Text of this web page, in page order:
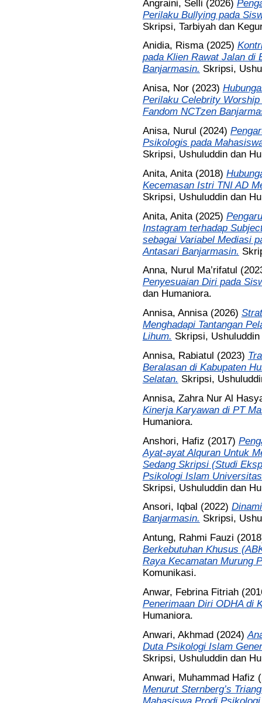
Angraini, Selli (2026)
Perilaku Bullying pada
Skripsi, Tarbiyah dan
Anidia, Risma(2025)
pada Klien Rawat Jalan di
Banjarmasin. Skripsi,
Anisa, Nor(2023)
Perilaku Celebrity
Fandom NCTzen
Anisa, Nurul (2024)
Psikologis pada
Skripsi, Ushuluddin dan
Anita, Anita(2018)
Kecemasan Istri TNI AD
Skripsi, Ushuluddin dan
Anita, Anita(2025)
Instagram terhadap
sebagai Variabel Mediasi
Antasari Banjarmasin.
Anna, Nurul Ma’rifatul
Penyesuaian Diri pada
dan Humaniora.
Annisa, Annisa(2026)
Menghadapi Tantangan
Lihum. Skripsi,
Annisa, Rabiatul (2023)
Beralasan di Kabupaten
Selatan. Skripsi,
Annisa, Zahra Nur Al
Kinerja Karyawan di PT
Humaniora.
Anshori, Hafiz (2017)
Ayat-ayat Alquran Untuk
Sedang Skripsi (Studi
Psikologi Islam
Skripsi, Ushuluddin dan
Ansori, Iqbal (2022)
Banjarmasin. Skripsi,
Antung, Rahmi Fauzi
Berkebutuhan Khusus
Raya Kecamatan Murung
Komunikasi.
Anwar, Febrina Fitriah
Penerimaan Diri ODHA di
Humaniora.
Anwari, Akhmad(2024)
Duta Psikologi Islam
Skripsi, Ushuluddin dan
Anwari, Muhammad Hafiz
Menurut Sternberg’s
Mahasiswa Prodi